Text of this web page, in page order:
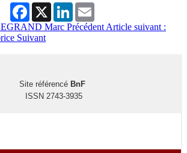
Facebook
X LinkedIn
Marc Précédent Article suivant :
Suivant
Site référencé BnF
ISSN 2743-3935